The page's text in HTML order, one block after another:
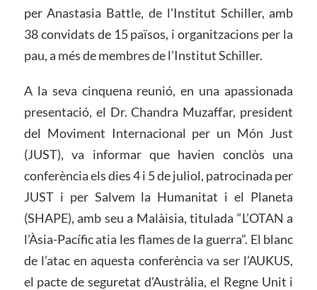
per Anastasia Battle, de l’Institut Schiller, amb
38 convidats de 15 països, i organitzacions per la
pau, a més de membres de l’Institut Schiller.
A la seva cinquena reunió, en una apassionada
presentació, el Dr. Chandra Muzaffar, president
del Moviment Internacional per un Món Just
(JUST), va informar que havien conclòs una
conferència els dies 4 i 5 de juliol, patrocinada per
JUST i per Salvem la Humanitat i el Planeta
(SHAPE), amb seu a Malàisia, titulada “L’OTAN a
l’Àsia-Pacífic atia les flames de la guerra”. El blanc
de l’atac en aquesta conferència va ser l’AUKUS,
el pacte de seguretat d’Austràlia, el Regne Unit i